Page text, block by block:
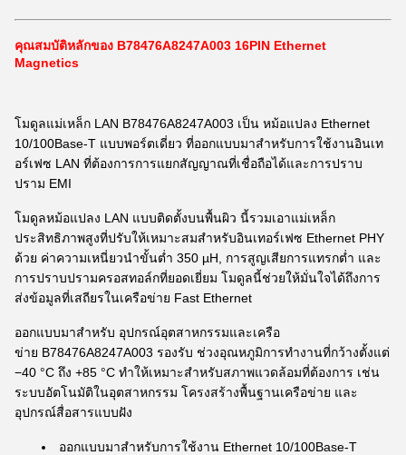
คุณสมบัติหลักของ B78476A8247A003 16PIN Ethernet
Magnetics
โมดูลแม่เหล็ก LAN B78476A8247A003 เป็น หม้อแปลง Ethernet
10/100Base-T แบบพอร์ตเดี่ยว ที่ออกแบบมาสำหรับการใช้งานอินเท
อร์เฟซ LAN ที่ต้องการการแยกสัญญาณที่เชื่อถือได้และการปราบ
ปราม EMI
โมดูลหม้อแปลง LAN แบบติดตั้งบนพื้นผิว นี้รวมเอาแม่เหล็ก
ประสิทธิภาพสูงที่ปรับให้เหมาะสมสำหรับอินเทอร์เฟซ Ethernet PHY
ด้วย ค่าความเหนี่ยวนำขั้นต่ำ 350 µH, การสูญเสียการแทรกต่ำ และ
การปราบปรามครอสทอล์กที่ยอดเยี่ยม โมดูลนี้ช่วยให้มั่นใจได้ถึงการ
ส่งข้อมูลที่เสถียรในเครือข่าย Fast Ethernet
ออกแบบมาสำหรับ อุปกรณ์อุตสาหกรรมและเครือ
ข่าย B78476A8247A003 รองรับ ช่วงอุณหภูมิการทำงานที่กว้างตั้งแต่
−40 °C ถึง +85 °C ทำให้เหมาะสำหรับสภาพแวดล้อมที่ต้องการ เช่น
ระบบอัตโนมัติในอุตสาหกรรม โครงสร้างพื้นฐานเครือข่าย และ
อุปกรณ์สื่อสารแบบฝัง
ออกแบบมาสำหรับการใช้งาน Ethernet 10/100Base-T